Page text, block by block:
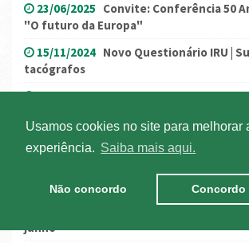
Usamos cookies no site para melhorar
experiência.
Saiba mais aqui.
Não concordo Concordo
23/06/2025 Convite: Conferência 50
"O futuro da Europa"
15/11/2024 Novo Questionário IRU |
tacógrafos
16/05/2025 Nova Funcionalidade de
02/11/2020
Novas medidas de
Licenciamento de cisternas
Greve nos portos
junho